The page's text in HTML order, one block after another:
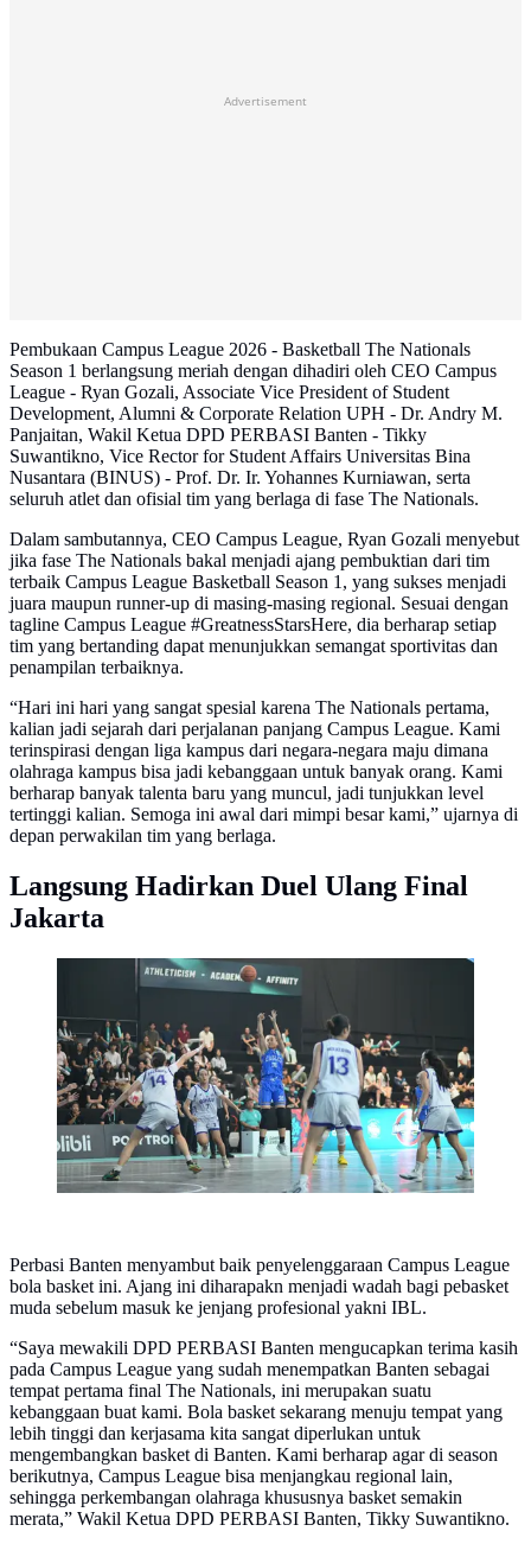
Advertisement
Pembukaan Campus League 2026 - Basketball The Nationals
Season 1 berlangsung meriah dengan dihadiri oleh CEO Campus
League - Ryan Gozali, Associate Vice President of Student
Development, Alumni & Corporate Relation UPH - Dr. Andry M.
Panjaitan, Wakil Ketua DPD PERBASI Banten - Tikky
Suwantikno, Vice Rector for Student Affairs Universitas Bina
Nusantara (BINUS) - Prof. Dr. Ir. Yohannes Kurniawan, serta
seluruh atlet dan ofisial tim yang berlaga di fase The Nationals.
Dalam sambutannya, CEO Campus League, Ryan Gozali menyebut
jika fase The Nationals bakal menjadi ajang pembuktian dari tim
terbaik Campus League Basketball Season 1, yang sukses menjadi
juara maupun runner-up di masing-masing regional. Sesuai dengan
tagline Campus League #GreatnessStarsHere, dia berharap setiap
tim yang bertanding dapat menunjukkan semangat sportivitas dan
penampilan terbaiknya.
“Hari ini hari yang sangat spesial karena The Nationals pertama,
kalian jadi sejarah dari perjalanan panjang Campus League. Kami
terinspirasi dengan liga kampus dari negara-negara maju dimana
olahraga kampus bisa jadi kebanggaan untuk banyak orang. Kami
berharap banyak talenta baru yang muncul, jadi tunjukkan level
tertinggi kalian. Semoga ini awal dari mimpi besar kami,” ujarnya di
depan perwakilan tim yang berlaga.
Langsung Hadirkan Duel Ulang Final
Jakarta
Keseruan hari pertama babak nasional Campus League
Perbasi Banten menyambut baik penyelenggaraan Campus League
bola basket ini. Ajang ini diharapakn menjadi wadah bagi pebasket
muda sebelum masuk ke jenjang profesional yakni IBL.
“Saya mewakili DPD PERBASI Banten mengucapkan terima kasih
pada Campus League yang sudah menempatkan Banten sebagai
tempat pertama final The Nationals, ini merupakan suatu
kebanggaan buat kami. Bola basket sekarang menuju tempat yang
lebih tinggi dan kerjasama kita sangat diperlukan untuk
mengembangkan basket di Banten. Kami berharap agar di season
berikutnya, Campus League bisa menjangkau regional lain,
sehingga perkembangan olahraga khususnya basket semakin
merata,” Wakil Ketua DPD PERBASI Banten, Tikky Suwantikno.